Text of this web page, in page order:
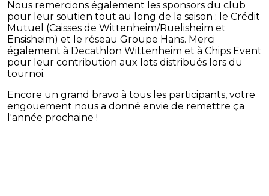
Nous remercions également les sponsors du club
pour leur soutien tout au long de la saison : le Crédit
Mutuel (Caisses de Wittenheim/Ruelisheim et
Ensisheim) et le réseau Groupe Hans. Merci
également à Decathlon Wittenheim et à Chips Event
pour leur contribution aux lots distribués lors du
tournoi.
Encore un grand bravo à tous les participants, votre
engouement nous a donné envie de remettre ça
l'année prochaine !